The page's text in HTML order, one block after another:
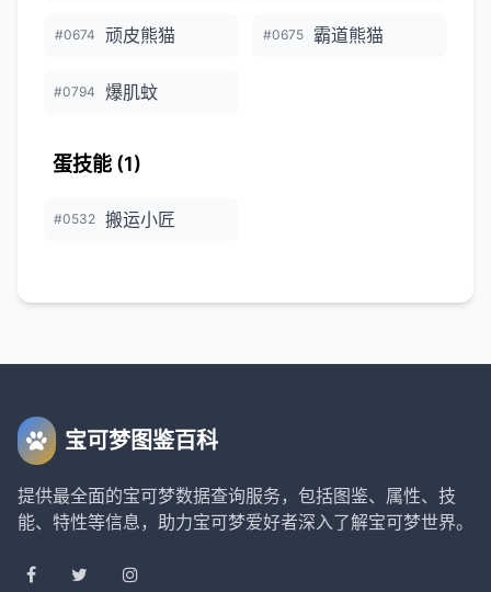
#0674 顽皮熊猫 #0675 霸道熊猫
#0794 爆肌蚊
蛋技能 (1)
#0532 搬运小匠
宝可梦图鉴百科
提供最全面的宝可梦数据查询服务，包括图鉴、属性、技
能、特性等信息，助力宝可梦爱好者深入了解宝可梦世界。